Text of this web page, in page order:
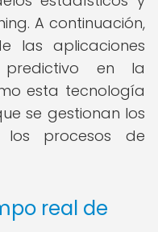
A continuación,
las aplicaciones
en la
esta tecnología
se gestionan los
procesos de
real de